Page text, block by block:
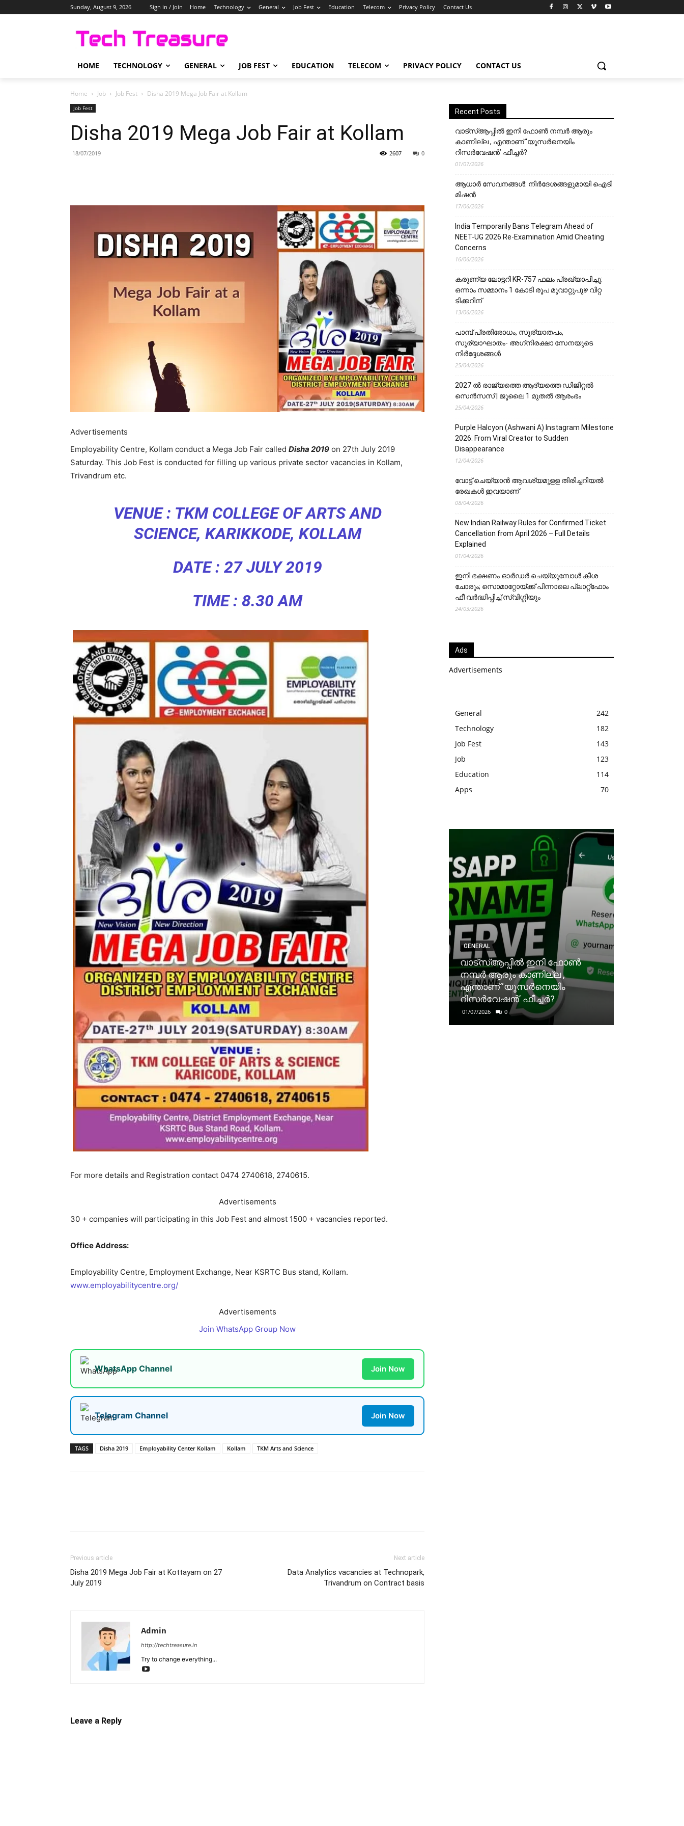
Sunday, August 9, 2026 Sign in / Join Home Technology General Job Fest Education Telecom Privacy Policy Contact Us
HOME TECHNOLOGY GENERAL JOB FEST EDUCATION TELECOM PRIVACY POLICY CONTACT US
Home Job Job Fest Disha 2019 Mega Job Fair at Kollam
Job Fest
Disha 2019 Mega Job Fair at Kollam
18/07/2019 0
2607
Advertisements
Employability Centre, Kollam conduct a Mega Job Fair called Disha 2019 on 27th July 2019
Saturday. This Job Fest is conducted for filling up various private sector vacancies in Kollam,
Trivandrum etc.
VENUE : TKM COLLEGE OF ARTS AND
SCIENCE, KARIKKODE, KOLLAM
DATE : 27 JULY 2019
TIME : 8.30 AM
For more details and Registration contact 0474 2740618, 2740615.
Advertisements
30 + companies will participating in this Job Fest and almost 1500 + vacancies reported.
Office Address:
Employability Centre, Employment Exchange, Near KSRTC Bus stand, Kollam.
www.employabilitycentre.org/
Advertisements
Join WhatsApp Group Now
WhatsApp Channel Join Now
Telegram Channel Join Now
TAGS Disha 2019 Employability Center Kollam Kollam TKM Arts and Science
Previous article
Disha 2019 Mega Job Fair at Kottayam on 27
July 2019
Next article
Data Analytics vacancies at Technopark,
Trivandrum on Contract basis
Admin
http://techtreasure.in
Try to change everything...
Leave a Reply
Recent Posts
വാട്‌സ്ആപ്പിൽ ഇനി ഫോൺ നമ്പർ ആരും
കാണില്ല , എന്താണ് ‘യൂസർനെയിം
റിസർവേഷൻ’ ഫീച്ചർ?
01/07/2026
ആധാർ സേവനങ്ങൾ: നിർദേശങ്ങളുമായി ഐടി
മിഷൻ
17/06/2026
India Temporarily Bans Telegram Ahead of
NEET-UG 2026 Re-Examination Amid Cheating
Concerns
16/06/2026
കരുണ്യ ലോട്ടറി KR-757 ഫലം പ്രഖ്യാപിച്ചു:
ഒന്നാം സമ്മാനം 1 കോടി രൂപ മൂവാറ്റുപുഴ വിറ്റ
ടിക്കറിന്
13/06/2026
പാമ്പ് പ്രതിരോധം, സൂര്യാതപം,
സൂര്യാഘാതം- അഗ്‌നിരക്ഷാ സേനയു‌‌‌ടെ
നിർദ്ദേശങ്ങൾ
25/04/2026
2027 ൽ രാജ്യത്തെ ആദ്യത്തെ ഡിജിറ്റൽ
സെൻസസ് | ജൂലൈ 1 മുതൽ ആരംഭം
25/04/2026
Purple Halcyon (Ashwani A) Instagram Milestone
2026: From Viral Creator to Sudden
Disappearance
12/04/2026
വോട്ട് ചെയ്യാന്‍ ആവശ്യമുളള തിരിച്ചറിയല്‍
രേഖകള്‍ ഇവയാണ്
08/04/2026
New Indian Railway Rules for Confirmed Ticket
Cancellation from April 2026 – Full Details
Explained
01/04/2026
ഇനി ഭക്ഷണം ഓർഡർ ചെയ്യുമ്പോൾ കീശ
ചോരും; സൊമാറ്റോയ്ക്ക് പിന്നാലെ പ്ലാറ്റ്‌ഫോം
ഫീ വർദ്ധിപ്പിച്ച് സ്വിഗ്ഗിയും
24/03/2026
Ads
Advertisements
General
242
Technology
182
Job Fest
143
Job
123
Education
114
Apps
70
GENERAL
വാട്‌സ്ആപ്പിൽ ഇനി ഫോൺ
നമ്പർ ആരും കാണില്ല ,
എന്താണ് ‘യൂസർനെയിം
റിസർവേഷൻ’ ഫീച്ചർ?
01/07/2026 0